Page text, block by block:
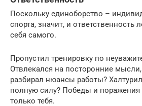
Поскольку единоборство –
спорта, значит, и ответственность
себя самого.
Пропустил тренировку по
Отвлекался на посторонние
разбирал нюансы работы?
полную силу? Победы и поражения
только тебя.